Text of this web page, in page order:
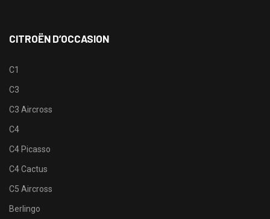
CITROËN D’OCCASION
C1
C3
C3 Aircross
C4
C4 Picasso
C4 Cactus
C5 Aircross
Berlingo